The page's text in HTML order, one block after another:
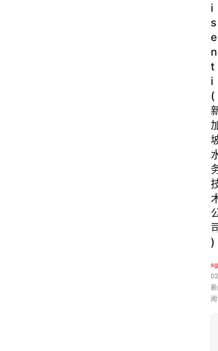
i
s
e
n
t
i
(
)